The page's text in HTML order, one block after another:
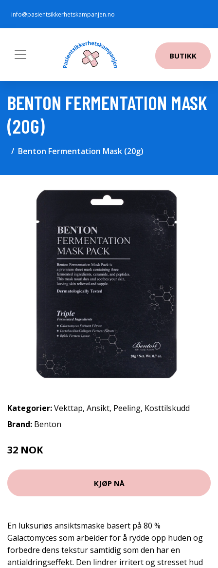
info@pasientsikkerhetskampanjen.no
BUTIKK
BENTON FERMENTATION MASK
(20G)
Benton Fermentation Mask (20g)
Kategorier:Vekttap, Ansikt, Peeling, Kosttilskudd
Brand: Benton
32 NOK
KJØP NÅ
En luksuriøs ansiktsmaske basert på 80 %
Galactomyces som arbeider for å rydde opp huden og
forbedre dens tekstur samtidig som den har en
antialdringseffekt. Den lindrer irritert og stresset hud